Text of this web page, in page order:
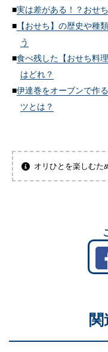
実は差がある！？おせ
【おせち】の歴史や種
う
食べ残した【おせち料
はどれ？
伊達巻をオーブンで作
ツとは？
オリひとを楽しむた